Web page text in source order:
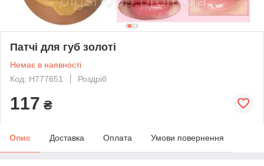
Патчі для губ золоті
Немає в наявності
Код: H777651
Роздріб
117 ₴
Опис Доставка Оплата Умови повернення